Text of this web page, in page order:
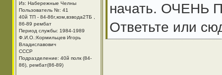
Из: Набережные Челны
Пользователь №: 41
40й ТП - 84-86г,ком,взвода2ТБ ,
86-89 рембат
Период службы: 1984-1989
Ф.И.О.:Кормильцев Игорь
Владиславович
СССР
Подразделение: 40й полк (84-
86), рембат(86-89)
начать. ОЧЕНЬ
Ответьте или